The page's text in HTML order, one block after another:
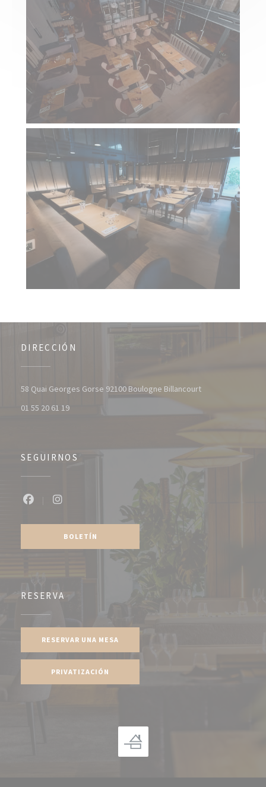
DIRECCIÓN
58 Quai Georges Gorse 92100 Boulogne Billancourt((abre en una
01 55 20 61 19
SEGUIRNOS
BOLETÍN
RESERVA
RESERVAR UNA MESA
PRIVATIZACIÓN